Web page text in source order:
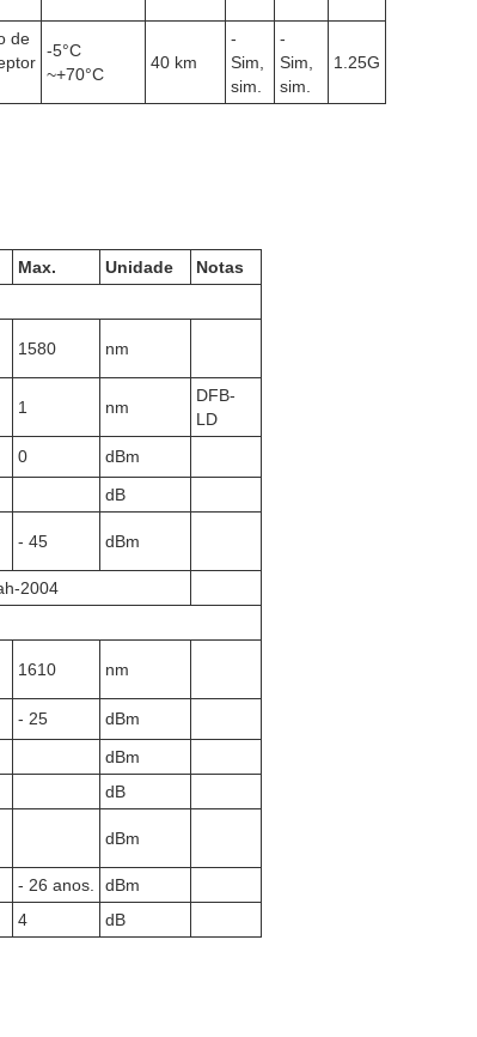
de
-5°C
~+70°C
40 km
-
Sim,
sim.
-
Sim,
sim.
1.25G
Max. Unidade
Notas
1580 nm
1 nm
DFB-
LD
0
dBm
dB
- 45 dBm
2004
1610 nm
- 25
dBm
dBm
dB
dBm
- 26 anos.
dBm
4 dB